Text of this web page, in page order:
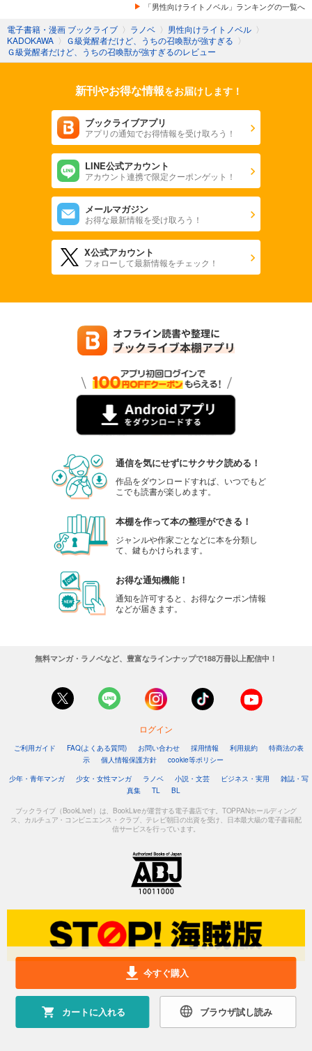
「男性向けライトノベル」ランキングの一覧へ
今すぐ購入
カートに入れる ブラウザ試し読み
電子書籍・漫画 ブックライブ 〉 ラノベ 〉 男性向けライトノベル 〉
KADOKAWA 〉 Ｇ級覚醒者だけど、うちの召喚獣が強すぎる 〉
Ｇ級覚醒者だけど、うちの召喚獣が強すぎるのレビュー
新刊やお得な情報をお届けします！
ブックライブアプリ
アプリの通知でお得情報を受け取ろう！
LINE公式アカウント
アカウント連携で限定クーポンゲット！
メールマガジン
お得な最新情報を受け取ろう！
X公式アカウント
フォローして最新情報をチェック！
通信を気にせずにサクサク読める！
作品をダウンロードすれば、いつでもど
こでも読書が楽しめます。
本棚を作って本の整理ができる！
ジャンルや作家ごとなどに本を分類し
て、鍵もかけられます。
お得な通知機能！
通知を許可すると、お得なクーポン情報
などが届きます。
無料マンガ・ラノベなど、豊富なラインナップで188万冊以上配信中！
ログイン
ご利用ガイド FAQ(よくある質問) お問い合わせ 採用情報 利用規約
特商法の表
示
個人情報保護方針
cookie等ポリシー
少年・青年マンガ
少女・女性マンガ ラノベ 小説・文芸 ビジネス・実用
雑誌・写
真集
TL BL
ブックライブ（BookLive!）は、BookLiveが運営する電子書店です。TOPPANホールディング
ス、カルチュア・コンビニエンス・クラブ、テレビ朝日の出資を受け、日本最大級の電子書籍配
信サービスを行っています。